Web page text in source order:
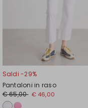
Saldi -29%
Pantaloni in raso
€ 65,00 € 46,00